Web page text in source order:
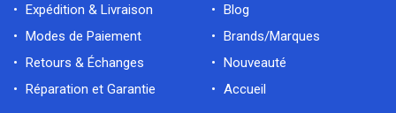
Expédition & Livraison
Modes de Paiement
Retours & Échanges
Réparation et Garantie
Blog
Brands/Marques
Nouveauté
Accueil